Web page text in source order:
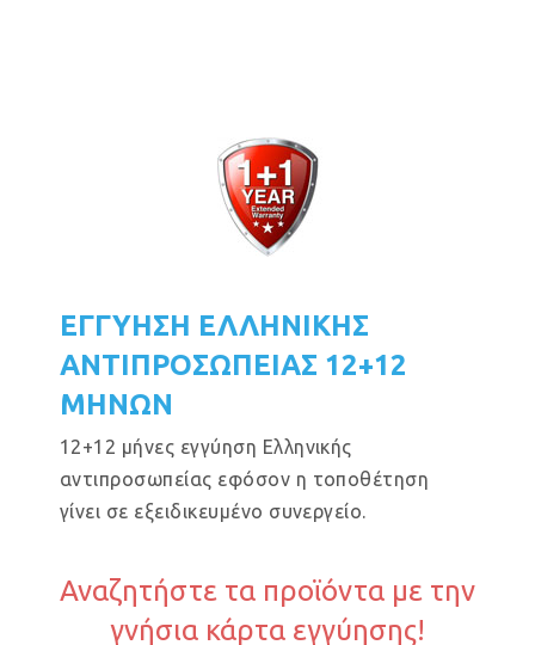
ΕΓΓΥΗΣΗ ΕΛΛΗΝΙΚΗΣ
ΑΝΤΙΠΡΟΣΩΠΕΙΑΣ 12+12
ΜΗΝΩΝ
12+12 μήνες εγγύηση Ελληνικής
αντιπροσωπείας εφόσον η τοποθέτηση
γίνει σε εξειδικευμένο συνεργείο.
Αναζητήστε τα προϊόντα με την
γνήσια κάρτα εγγύησης!